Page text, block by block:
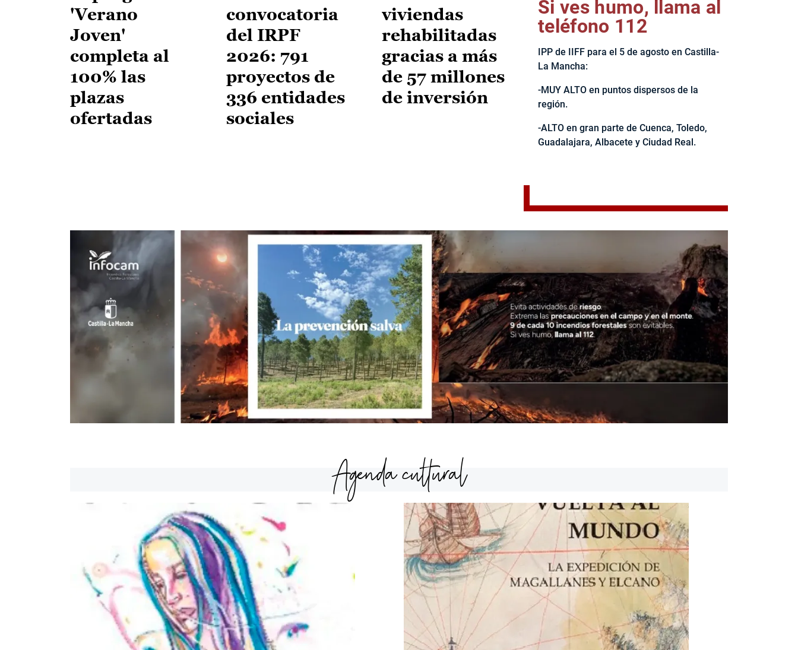
'Verano
Joven'
completa al
100% las
plazas
ofertadas
convocatoria
del IRPF
2026: 791
proyectos de
336 entidades
sociales
viviendas
rehabilitadas
gracias a más
de 57 millones
de inversión
Si ves humo, llama al
teléfono 112
IPP de IIFF para el 5 de agosto en Castilla-
La Mancha:
-MUY ALTO en puntos dispersos de la
región.
-ALTO en gran parte de Cuenca, Toledo,
Guadalajara, Albacete y Ciudad Real.
Agenda cultural